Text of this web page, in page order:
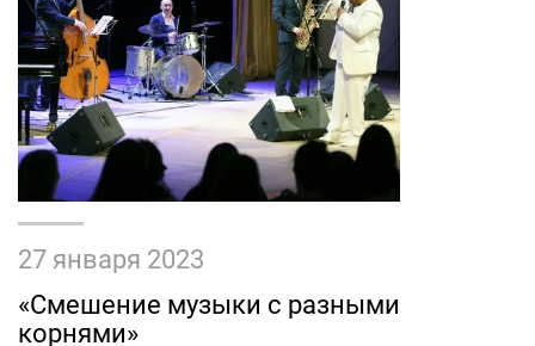
27 января 2023
«Смешение музыки с разными
корнями»